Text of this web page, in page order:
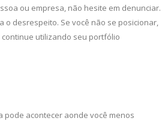
ou empresa, não hesite em denunciar.
o desrespeito. Se você não se posicionar,
utilizando seu portfólio
pode acontecer aonde você menos